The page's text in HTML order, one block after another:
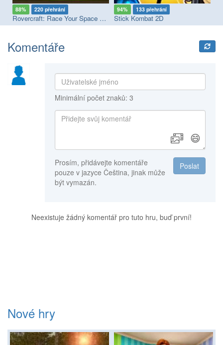
88% 220 přehrání
Rovercraft: Race Your Space Car
94% 133 přehrání
Stick Kombat 2D
Komentáře
Minimální počet znaků: 3
😄
Poslat
Prosím, přidávejte komentáře
pouze v jazyce Čeština, jinak může
být vymazán.
Neexistuje žádný komentář pro tuto hru, buď první!
Nové hry